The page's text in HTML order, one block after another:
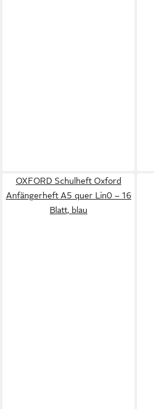
OXFORD Schulheft Oxford
Anfängerheft A5 quer Lin0 – 16
Blatt, blau